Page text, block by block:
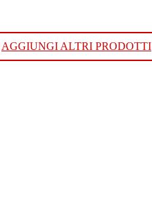
AGGIUNGI ALTRI PRODOTTI